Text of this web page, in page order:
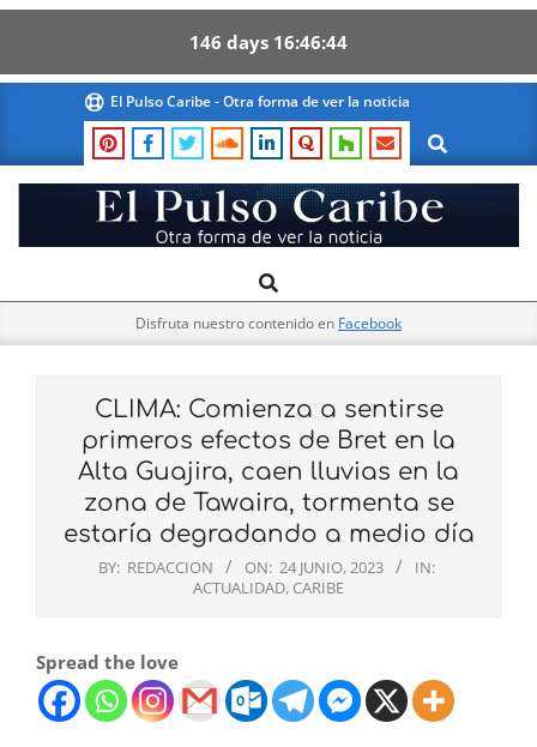
146 days 16 46 43
content
El Pulso Caribe - Otra forma de ver la noticia
Search
El
Pulso
Navigation
Search
Disfruta nuestro contenido en Facebook
CLIMA: Comienza a sentirse
primeros efectos de Bret en la
Alta Guajira, caen lluvias en la
zona de Tawaira, tormenta se
estaría degradando a medio día
BY: REDACCION ON: 24 JUNIO, 2023
IN:
ACTUALIDAD, CARIBE
Spread the love